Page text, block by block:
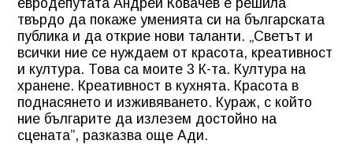
твърдо да покаже уменията си на българската
публика и да открие нови таланти. „Светът и
всички ние се нуждаем от красота, креативност
и култура. Това са моите 3 К-та. Култура на
хранене. Креативност в кухнята. Красота в
поднасянето и изживяването. Кураж, с който
ние българите да излезем достойно на
сцената”, разказва още Ади.